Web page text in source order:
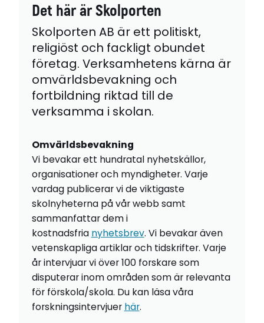
Det här är Skolporten
Skolporten AB är ett politiskt,
religiöst och fackligt obundet
företag. Verksamhetens kärna är
omvärldsbevakning och
fortbildning riktad till de
verksamma i skolan.
Omvärldsbevakning
Vi bevakar ett hundratal nyhetskällor,
organisationer och myndigheter. Varje
vardag publicerar vi de viktigaste
skolnyheterna på vår webb samt
sammanfattar dem i
kostnadsfria nyhetsbrev. Vi bevakar även
vetenskapliga artiklar och tidskrifter. Varje
år intervjuar vi över 100 forskare som
disputerar inom områden som är relevanta
för förskola/skola. Du kan läsa våra
forskningsintervjuer här.